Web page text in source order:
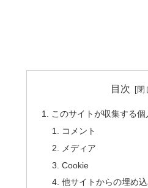
目次
このサイトが収集する
コメント
メディア
Cookie
他サイトからの埋め